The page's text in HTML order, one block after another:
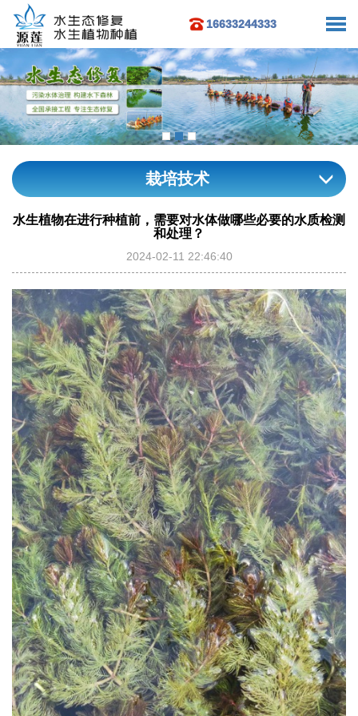
16633244333
栽培技术
水生植物在进行种植前，需要对水体做哪些必要的水质检测
和处理？
2024-02-11 22:46:40